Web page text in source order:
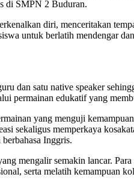
di SMPN 2 Buduran.
diri, menceritakan
untuk berlatih mendengar
dan satu native speaker
permainan edukatif yang
yang menguji
sekaligus memperkaya
Inggris.
mengalir semakin lancar.
serta melatih kemampuan